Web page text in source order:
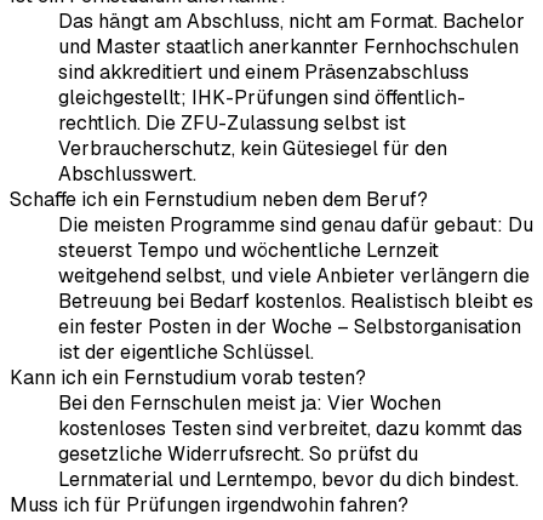
Das hängt am Abschluss, nicht am Format. Bachelor
und Master staatlich anerkannter Fernhochschulen
sind akkreditiert und einem Präsenzabschluss
gleichgestellt; IHK-Prüfungen sind öffentlich-
rechtlich. Die ZFU-Zulassung selbst ist
Verbraucherschutz, kein Gütesiegel für den
Abschlusswert.
Schaffe ich ein Fernstudium neben dem Beruf?
Die meisten Programme sind genau dafür gebaut: Du
steuerst Tempo und wöchentliche Lernzeit
weitgehend selbst, und viele Anbieter verlängern die
Betreuung bei Bedarf kostenlos. Realistisch bleibt es
ein fester Posten in der Woche – Selbstorganisation
ist der eigentliche Schlüssel.
Kann ich ein Fernstudium vorab testen?
Bei den Fernschulen meist ja: Vier Wochen
kostenloses Testen sind verbreitet, dazu kommt das
gesetzliche Widerrufsrecht. So prüfst du
Lernmaterial und Lerntempo, bevor du dich bindest.
Muss ich für Prüfungen irgendwohin fahren?